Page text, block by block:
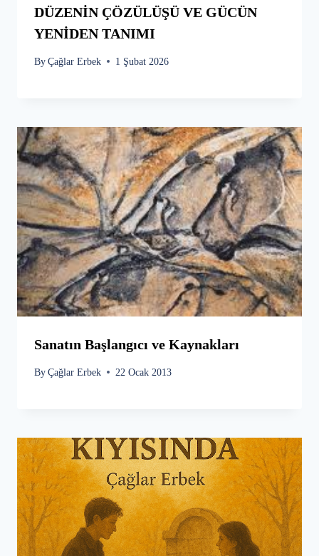
DÜZENİN ÇÖZÜLÜŞÜ VE GÜCÜN
YENİDEN TANIMI
By Çağlar Erbek 1 Şubat 2026
Sanatın Başlangıcı ve Kaynakları
By Çağlar Erbek 22 Ocak 2013